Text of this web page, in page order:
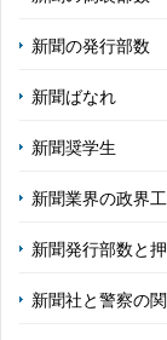
新聞の発行部数
新聞ばなれ
新聞奨学生
新聞業界の政界
新聞発行部数と
新聞社と警察の